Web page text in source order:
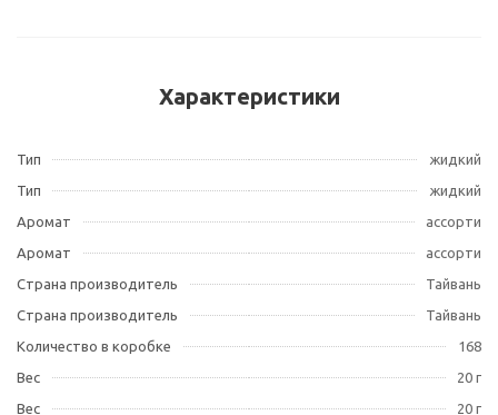
Характеристики
Тип
жидкий
Тип
жидкий
Аромат
ассорти
Аромат
ассорти
Страна производитель
Тайвань
Страна производитель
Тайвань
Количество в коробке
168
Вес
20 г
Вес
20 г